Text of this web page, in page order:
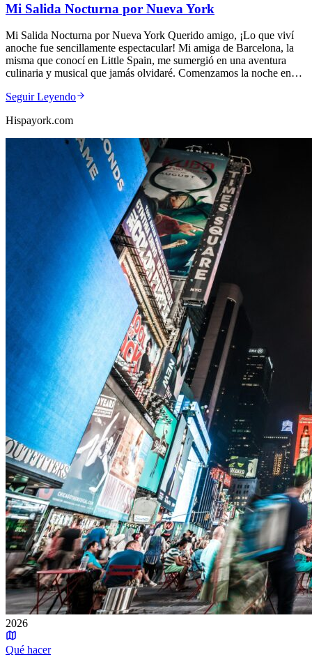
Mi Salida Nocturna por Nueva York
Mi Salida Nocturna por Nueva York Querido amigo, ¡Lo que viví
anoche fue sencillamente espectacular! Mi amiga de Barcelona, la
misma que conocí en Little Spain, me sumergió en una aventura
culinaria y musical que jamás olvidaré. Comenzamos la noche en…
Seguir Leyendo
Hispayork.com
2026
Qué hacer